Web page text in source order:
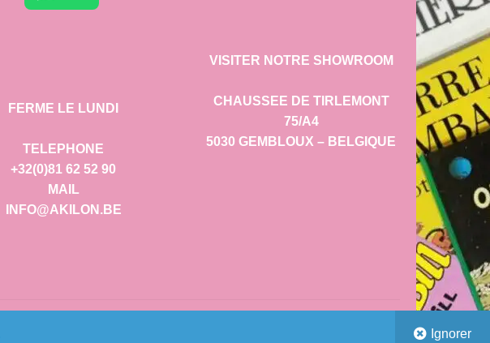
Ignorer
FERME LE LUNDI
TELEPHONE
+32(0)81 62 52 90
MAIL
INFO@AKILON.BE
VISITER NOTRE SHOWROOM
CHAUSSEE DE TIRLEMONT
75/A4
5030 GEMBLOUX – BELGIQUE